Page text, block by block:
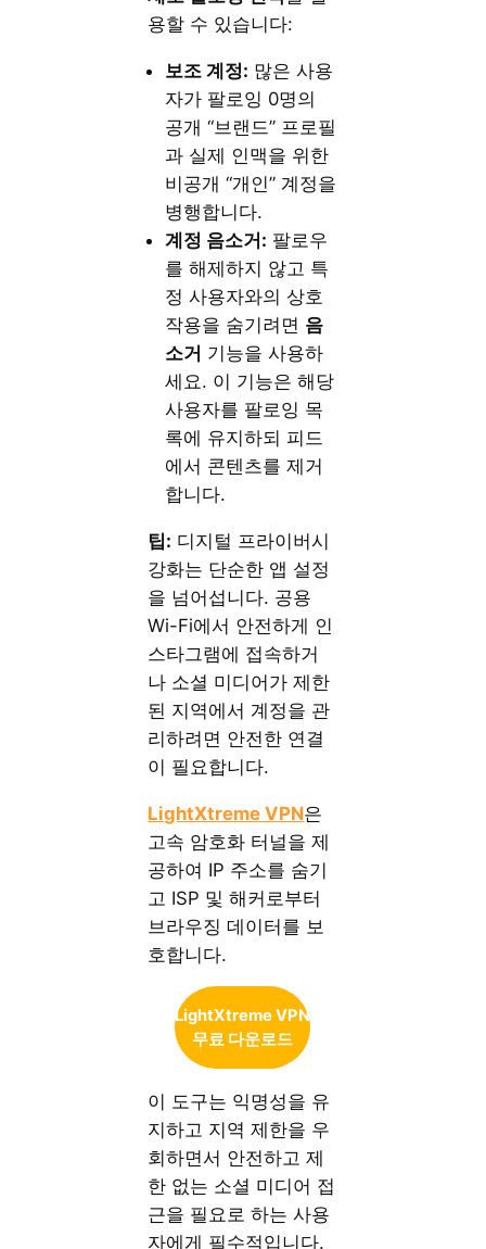
용할 수 있습니다:
보조 계정: 많은 사용
자가 팔로잉 0명의
공개 “브랜드” 프로필
과 실제 인맥을 위한
비공개 “개인” 계정을
병행합니다.
계정 음소거: 팔로우
를 해제하지 않고 특
정 사용자와의 상호
작용을 숨기려면 음
소거 기능을 사용하
세요. 이 기능은 해당
사용자를 팔로잉 목
록에 유지하되 피드
에서 콘텐츠를 제거
합니다.
팁: 디지털 프라이버시
강화는 단순한 앱 설정
을 넘어섭니다. 공용
Wi-Fi에서 안전하게 인
스타그램에 접속하거
나 소셜 미디어가 제한
된 지역에서 계정을 관
리하려면 안전한 연결
이 필요합니다.
LightXtreme VPN은
고속 암호화 터널을 제
공하여 IP 주소를 숨기
고 ISP 및 해커로부터
브라우징 데이터를 보
호합니다.
LightXtreme VPN
무료 다운로드
이 도구는 익명성을 유
지하고 지역 제한을 우
회하면서 안전하고 제
한 없는 소셜 미디어 접
근을 필요로 하는 사용
자에게 필수적입니다.